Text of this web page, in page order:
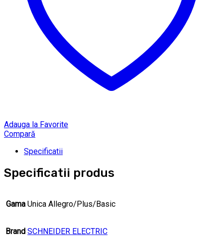
Adauga la Favorite
Compară
Specificatii
Specificatii produs
Gama Unica Allegro/Plus/Basic
Brand SCHNEIDER ELECTRIC